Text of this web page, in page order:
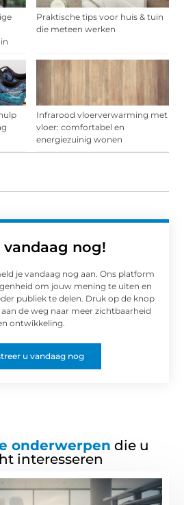
Praktische tips voor huis & tuin
die meteen werken
Infrarood vloerverwarming met
vloer: comfortabel en
energiezuinig wonen
vandaag nog!
je vandaag nog aan. Ons platform
om jouw mening te uiten en
publiek te delen. Druk op de knop
de weg naar meer zichtbaarheid
ontwikkeling.
u vandaag nog
onderwerpen die u
interesseren